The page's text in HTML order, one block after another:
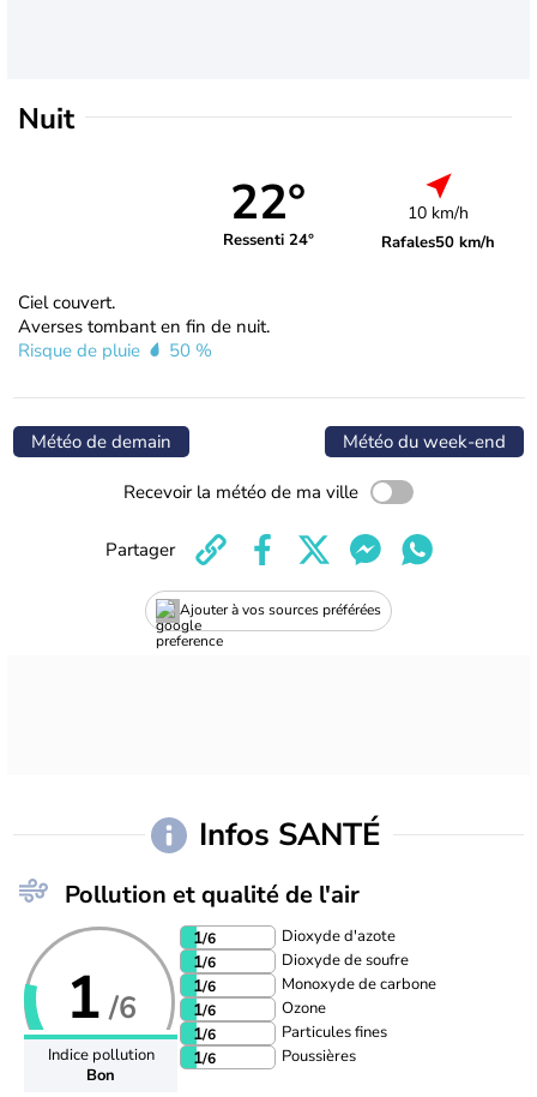
Nuit
22°
Ressenti 24°
10 km/h
Rafales50 km/h
Ciel couvert.
Averses tombant en fin de nuit.
Risque de pluie
50 %
Météo de demain Météo du week-end
Recevoir la météo de ma ville
Ajouter à vos sources préférées
Partager
Infos SANTÉ
Pollution et qualité de l'air
1 /6
Indice pollution
Bon
1/6 Dioxyde d'azote
1/6 Dioxyde de soufre
1/6 Monoxyde de carbone
1/6 Ozone
1/6 Particules fines
1/6 Poussières